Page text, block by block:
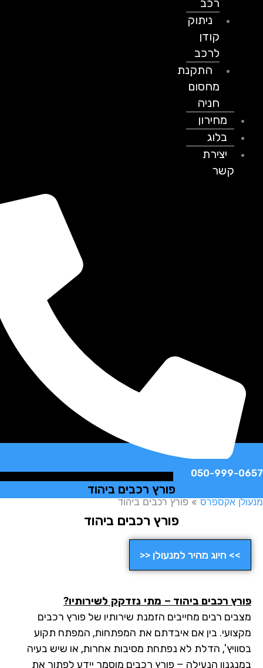
ניתוק
לרכב
התקנת
מחסום
חניה
מחירון
בלוג
יצירת
קשר
050-999-
פורץ רכבים ביהוד
אקספרס»פורץ רכבים ביהוד
פורץ רכבים ביהוד
>> חיוג מהיר למנעולן <<
רכבים ביהוד– מתי נזדקק לשירותיו?
רבים מחייבים הזמנת שירותיו של פורץ רכבים
בין אם איבדתם את המפתחות, המפתח תקוע
הדלת לא נפתחת מסיבות אחרות, או שיש בעיה
הנעילה – פורץ רכבים מוסמך יידע לפתור את